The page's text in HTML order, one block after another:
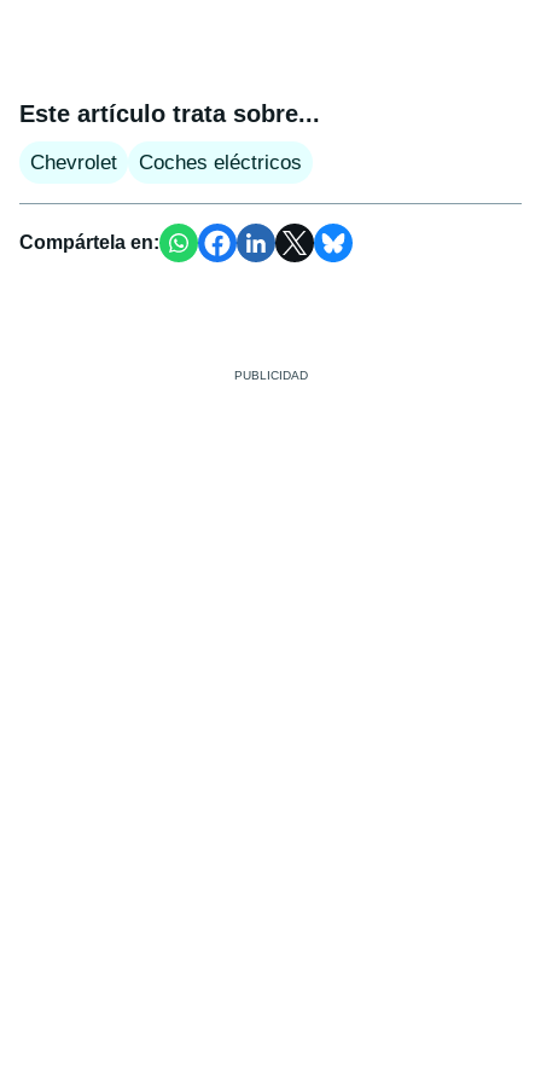
Este artículo trata sobre...
Chevrolet Coches eléctricos
Compártela en: